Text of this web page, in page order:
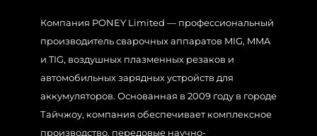
Компания PONEY Limited — профессиональный
производитель сварочных аппаратов MIG, MMA
и TIG, воздушных плазменных резаков и
автомобильных зарядных устройств для
аккумуляторов. Основанная в 2009 году в городе
Тайчжоу, компания обеспечивает комплексное
производство, передовые научно-